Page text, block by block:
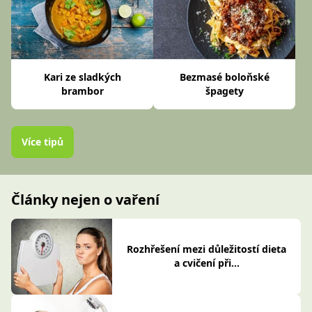
Kari ze sladkých
brambor
Bezmasé boloňské
špagety
Více tipů
Články nejen o vaření
Rozhřešení mezi důležitostí dieta
a cvičení při...